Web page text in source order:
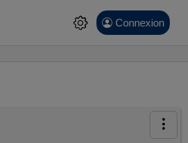
Connexion